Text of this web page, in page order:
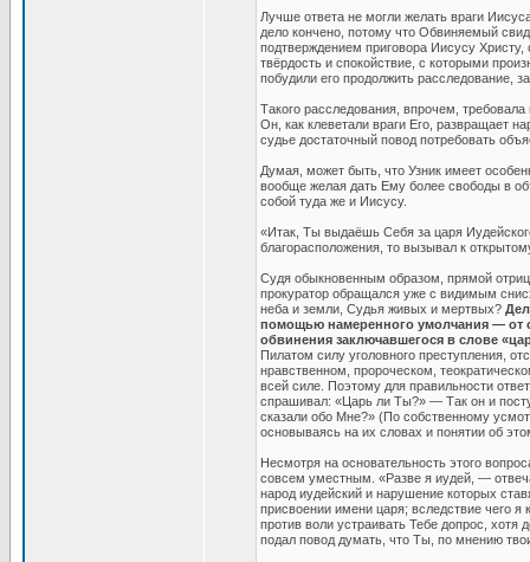
Лучше ответа не могли желать враги
дело кончено, потому что Обвиняемый
подтверждением приговора Иисусу
твёрдость и спокойствие, с которыми
побудили его продолжить расследование,
Такого расследования, впрочем,
Он, как клеветали враги Его, развращает
судье достаточный повод потребовать
Думая, может быть, что Узник имеет
вообще желая дать Ему более свободы в
собой туда же и Иисусу.
«Итак, Ты выдаёшь Себя за царя
благорасположения, то вызывал к
Судя обыкновенным образом, прямой
прокуратор обращался уже с видимым
неба и земли, Судья живых и мертвых?
помощью намеренного умолчания — от
обвинения заключавшегося в слове
Пилатом силу уголовного преступления,
нравственном, пророческом,
всей силе. Поэтому для правильности
спрашивал: «Царь ли Ты?» — Так он и
сказали обо Мне?» (По собственному
основываясь на их словах и понятии об
Несмотря на основательность этого
совсем уместным. «Разве я иудей, —
народ иудейский и нарушение которых
присвоении имени царя; вследствие чего я
против воли устраивать Тебе допрос,
подал повод думать, что Ты, по мнению